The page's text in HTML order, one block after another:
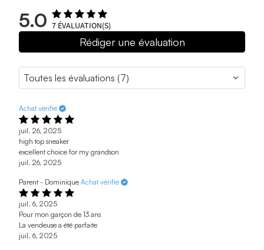
5.0 7 ÉVALUATION(S)
Rédiger une évaluation
Achat vérifié
juil. 26, 2025
high top sneaker
excellent choice for my grandson
juil. 26, 2025
Parent - Dominique Achat vérifié
juil. 6, 2025
Pour mon garçon de 13 ans
La vendeuse a été parfaite
juil. 6, 2025